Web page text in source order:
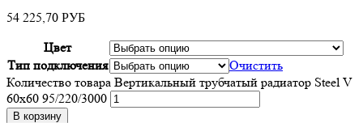
54 225,70 РУБ
Цвет
Тип подключения
Очистить
Количество товара Вертикальный трубчатый радиатор Steel V
60х60 95/220/3000
В корзину